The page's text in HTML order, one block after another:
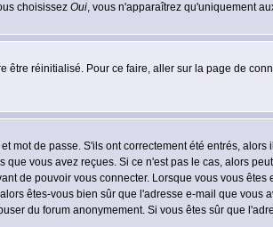
choisissez Oui, vous n'apparaîtrez qu'uniquement
être réinitialisé. Pour ce faire, aller sur la page de
mot de passe. S'ils ont correctement été entrés,
vous avez reçues. Si ce n'est pas le cas, alors
de pouvoir vous connecter. Lorsque vous vous
êtes-vous bien sûr que l'adresse e-mail que
du forum anonymement. Si vous êtes sûr que